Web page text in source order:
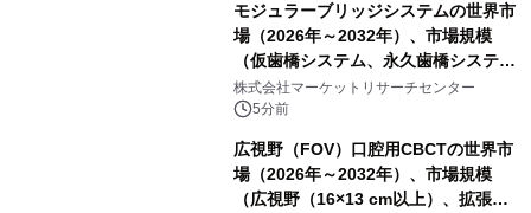
モジュラーブリッジシステムの世界市
場（2026年～2032年）、市場規模
（仮歯橋システム、永久歯橋システ
ム）・分析レポートを発表
株式会社マーケットリサーチセンター
5分前
広視野（FOV）口腔用CBCTの世界市
場（2026年～2032年）、市場規模
（広視野（16×13 cm以上）、拡張広